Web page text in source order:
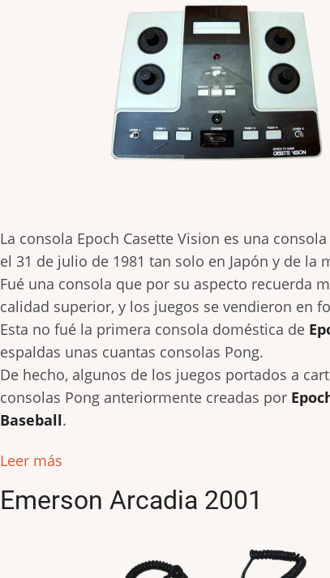
La consola Epoch Casette Vision es una
el 31 de julio de 1981 tan solo en Japón y de la
Fué una consola que por su aspecto recuerda
calidad superior, y los juegos se vendieron en
Esta no fué la primera consola doméstica de
espaldas unas cuantas consolas Pong.
De hecho, algunos de los juegos portados a
consolas Pong anteriormente creadas por
Baseball.
Leer más
Emerson Arcadia 2001